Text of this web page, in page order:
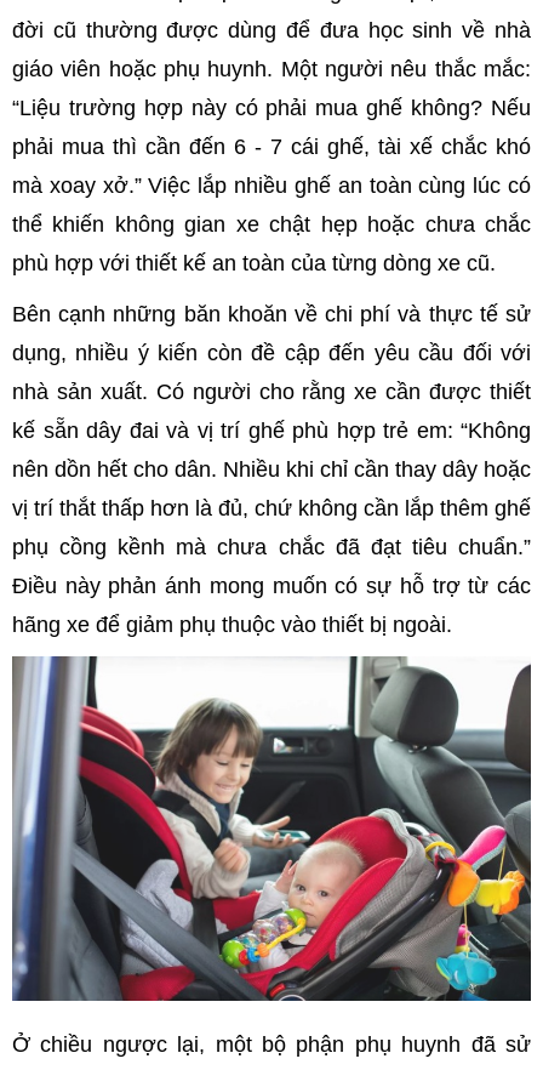
đời cũ thường được dùng để đưa học sinh về nhà
giáo viên hoặc phụ huynh. Một người nêu thắc mắc:
“Liệu trường hợp này có phải mua ghế không? Nếu
phải mua thì cần đến 6 - 7 cái ghế, tài xế chắc khó
mà xoay xở.” Việc lắp nhiều ghế an toàn cùng lúc có
thể khiến không gian xe chật hẹp hoặc chưa chắc
phù hợp với thiết kế an toàn của từng dòng xe cũ.
Bên cạnh những băn khoăn về chi phí và thực tế sử
dụng, nhiều ý kiến còn đề cập đến yêu cầu đối với
nhà sản xuất. Có người cho rằng xe cần được thiết
kế sẵn dây đai và vị trí ghế phù hợp trẻ em: “Không
nên dồn hết cho dân. Nhiều khi chỉ cần thay dây hoặc
vị trí thắt thấp hơn là đủ, chứ không cần lắp thêm ghế
phụ cồng kềnh mà chưa chắc đã đạt tiêu chuẩn.”
Điều này phản ánh mong muốn có sự hỗ trợ từ các
hãng xe để giảm phụ thuộc vào thiết bị ngoài.
Ở chiều ngược lại, một bộ phận phụ huynh đã sử